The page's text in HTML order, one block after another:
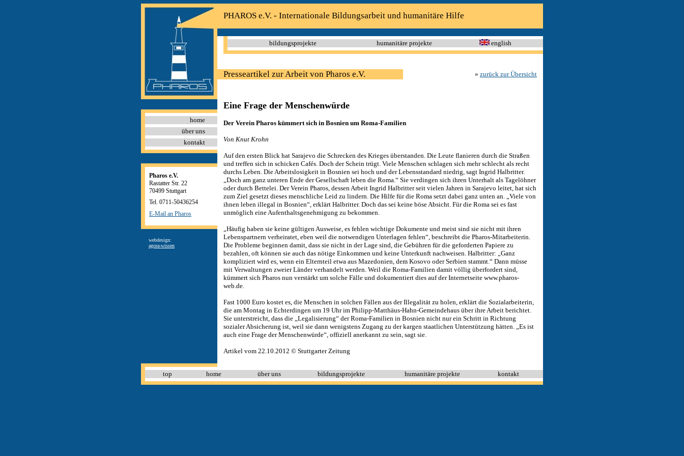
home
über uns
kontakt
Pharos e.V.
Rastatter Str. 22
70499 Stuttgart
Tel. 0711-50436254
E-Mail an Pharos
webdesign:
agora-wissen
PHAROS e.V. - Internationale Bildungsarbeit und humanitäre Hilfe
bildungsprojekte humanitäre projekte english
Presseartikel zur Arbeit von Pharos e.V. » zurück zur Übersicht
Eine Frage der Menschenwürde
Der Verein Pharos kümmert sich in Bosnien um Roma-Familien
Von Knut Krohn
Auf den ersten Blick hat Sarajevo die Schrecken des Krieges überstanden. Die Leute flanieren durch die Straßen
und treffen sich in schicken Cafés. Doch der Schein trügt. Viele Menschen schlagen sich mehr schlecht als recht
durchs Leben. Die Arbeitslosigkeit in Bosnien sei hoch und der Lebensstandard niedrig, sagt Ingrid Halbritter.
„Doch am ganz unteren Ende der Gesellschaft leben die Roma.“ Sie verdingen sich ihren Unterhalt als Tagelöhner
oder durch Bettelei. Der Verein Pharos, dessen Arbeit Ingrid Halbritter seit vielen Jahren in Sarajevo leitet, hat sich
zum Ziel gesetzt dieses menschliche Leid zu lindern. Die Hilfe für die Roma setzt dabei ganz unten an. „Viele von
ihnen leben illegal in Bosnien“, erklärt Halbritter. Doch das sei keine böse Absicht. Für die Roma sei es fast
unmöglich eine Aufenthaltsgenehmigung zu bekommen.
„Häufig haben sie keine gültigen Ausweise, es fehlen wichtige Dokumente und meist sind sie nicht mit ihren
Lebenspartnern verheiratet, eben weil die notwendigen Unterlagen fehlen“, beschreibt die Pharos-Mitarbeiterin.
Die Probleme beginnen damit, dass sie nicht in der Lage sind, die Gebühren für die geforderten Papiere zu
bezahlen, oft können sie auch das nötige Einkommen und keine Unterkunft nachweisen. Halbritter: „Ganz
kompliziert wird es, wenn ein Elternteil etwa aus Mazedonien, dem Kosovo oder Serbien stammt.“ Dann müsse
mit Verwaltungen zweier Länder verhandelt werden. Weil die Roma-Familien damit völlig überfordert sind,
kümmert sich Pharos nun verstärkt um solche Fälle und dokumentiert dies auf der Internetseite www.pharos-
web.de.
Fast 1000 Euro kostet es, die Menschen in solchen Fällen aus der Illegalität zu holen, erklärt die Sozialarbeiterin,
die am Montag in Echterdingen um 19 Uhr im Philipp-Matthäus-Hahn-Gemeindehaus über ihre Arbeit berichtet.
Sie unterstreicht, dass die „Legalisierung“ der Roma-Familien in Bosnien nicht nur ein Schritt in Richtung
sozialer Absicherung ist, weil sie dann wenigstens Zugang zu der kargen staatlichen Unterstützung hätten. „Es ist
auch eine Frage der Menschenwürde“, offiziell anerkannt zu sein, sagt sie.
Artikel vom 22.10.2012 © Stuttgarter Zeitung
top home über uns bildungsprojekte humanitäre projekte kontakt